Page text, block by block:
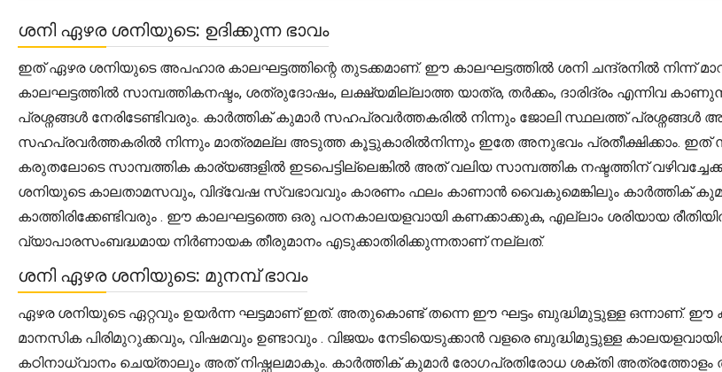
ശനി ഏഴര ശനിയുടെ: ഉദിക്കുന്ന ഭാവം
ഇത് ഏഴര ശനിയുടെ അപഹാര കാലഘട്ടത്തിന്റെ തുടക്കമാണ്. ഈ കാലഘട്ടത്തിൽ ശനി ചന്ദ്രനിൽ
കാലഘട്ടത്തിൽ സാമ്പത്തികനഷ്ടം, ശത്രുദോഷം, ലക്ഷ്യമില്ലാത്ത യാത്ര, തർക്കം, ദാരിദ്രം എന്നിവ
പ്രശ്നങ്ങൾ നേരിടേണ്ടിവരും. കാർത്തിക് കുമാർ സഹപ്രവർത്തകരിൽ നിന്നും ജോലി സ്ഥലത്ത്
സഹപ്രവർത്തകരിൽ നിന്നും മാത്രമല്ല അടുത്ത കൂട്ടുകാരിൽനിന്നും ഇതേ അനുഭവം പ്രതീക്ഷിക്കാം. ഇത്
കരുതലോടെ സാമ്പത്തിക കാര്യങ്ങളിൽ ഇടപെട്ടില്ലെങ്കിൽ അത് വലിയ സാമ്പത്തിക നഷ്ടത്തിന്
ശനിയുടെ കാലതാമസവും, വിദ്വേഷ സ്വഭാവവും കാരണം ഫലം കാണാൻ വൈകുമെങ്കിലും കാർത്തിക്
കാത്തിരിക്കേണ്ടിവരും . ഈ കാലഘട്ടത്തെ ഒരു പഠനകാലയളവായി കണക്കാക്കുക, എല്ലാം ശരിയായ
വ്യാപാരസംബദ്ധമായ നിർണായക തീരുമാനം എടുക്കാതിരിക്കുന്നതാണ് നല്ലത്.
ശനി ഏഴര ശനിയുടെ: മുനമ്പ് ഭാവം
ഏഴര ശനിയുടെ ഏറ്റവും ഉയർന്ന ഘട്ടമാണ് ഇത്. അതുകൊണ്ട് തന്നെ ഈ ഘട്ടം ബുദ്ധിമുട്ടുള്ള ഒന്നാണ്. ഈ
മാനസിക പിരിമുറുക്കവും, വിഷമവും ഉണ്ടാവും . വിജയം നേടിയെടുക്കാൻ വളരെ ബുദ്ധിമുട്ടുള്ള
കഠിനാധ്വാനം ചെയ്താലും അത് നിഷ്ഫലമാകും. കാർത്തിക് കുമാർ രോഗപ്രതിരോധ ശക്തി അത്രത്തോളം